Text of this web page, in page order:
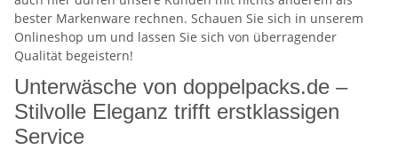
bester Markenware rechnen. Schauen Sie sich in unserem
Onlineshop um und lassen Sie sich von überragender
Qualität begeistern!
Unterwäsche von doppelpacks.de –
Stilvolle Eleganz trifft erstklassigen
Service